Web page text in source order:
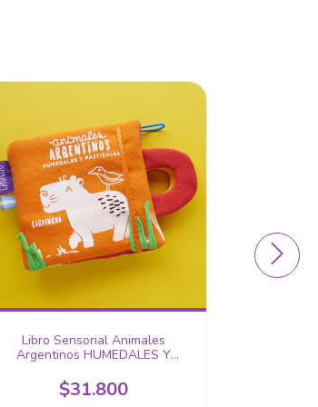
Libro Sensorial Animales
Argentinos HUMEDALES Y
$31.800